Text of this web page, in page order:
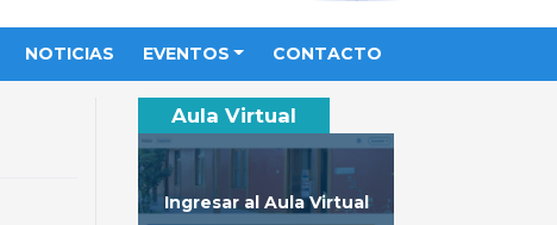
NOTICIAS EVENTOS CONTACTO
Aula Virtual
Ingresar al Aula Virtual